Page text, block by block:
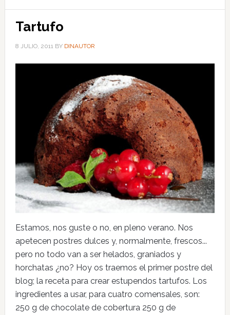
Tartufo
8 JULIO, 2011BY DINAUTOR
Estamos, nos guste o no, en pleno verano. Nos
apetecen postres dulces y, normalmente, frescos...
pero no todo van a ser helados, graniados y
horchatas ¿no? Hoy os traemos el primer postre del
blog; la receta para crear estupendos tartufos. Los
ingredientes a usar, para cuatro comensales, son:
250 g de chocolate de cobertura 250 g de